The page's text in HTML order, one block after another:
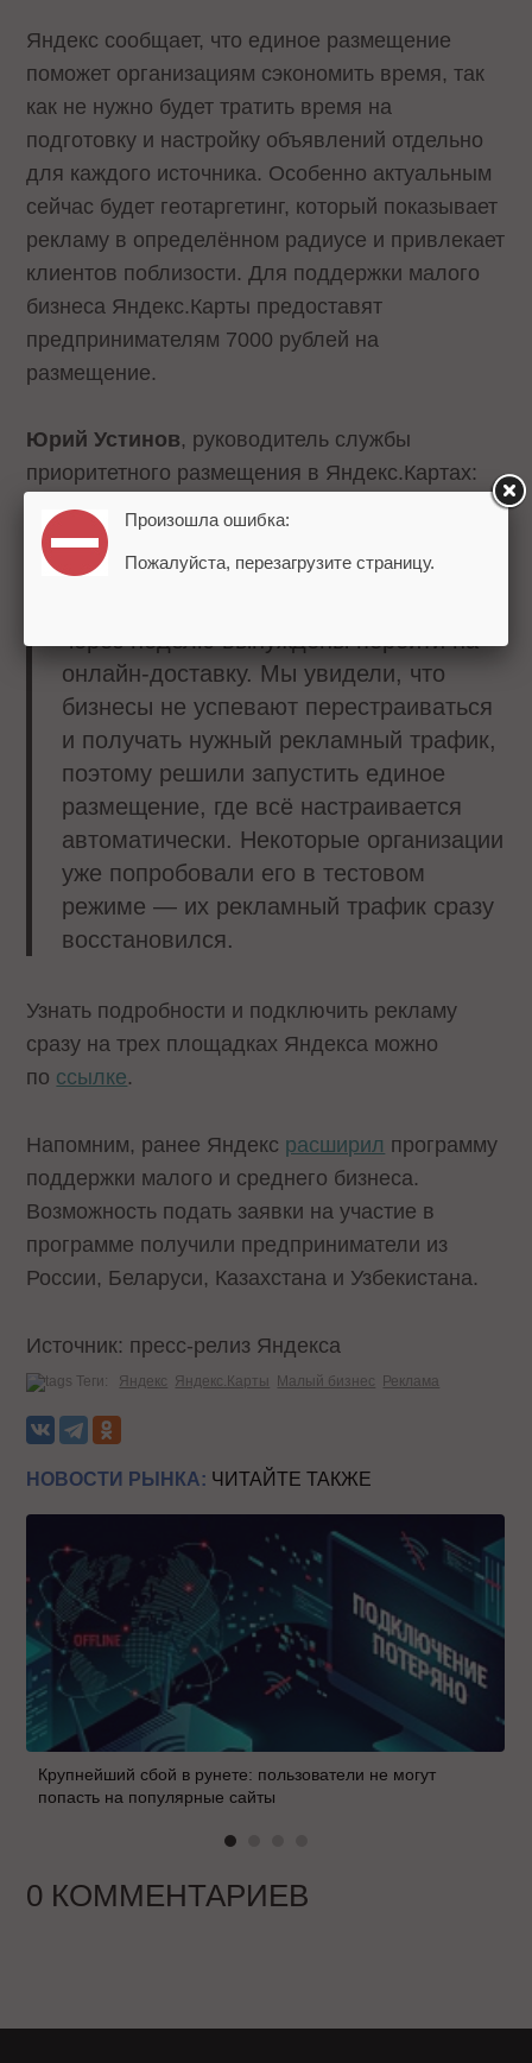
Яндекс сообщает, что единое размещение
поможет организациям сэкономить время, так
как не нужно будет тратить время на
подготовку и настройку объявлений отдельно
для каждого источника. Особенно актуальным
сейчас будет геотаргетинг, который показывает
рекламу в определённом радиусе и привлекает
клиентов поблизости. Для поддержки малого
бизнеса Яндекс.Карты предоставят
предпринимателям 7000 рублей на
размещение.
Юрий Устинов, руководитель службы
приоритетного размещения в Яндекс.Картах:
Сейчас события развиваются активным
образом. Некоторые магазины
через неделю вынуждены перейти на
онлайн-доставку. Мы увидели, что
бизнесы не успевают перестраиваться
и получать нужный рекламный трафик,
поэтому решили запустить единое
размещение, где всё настраивается
автоматически. Некоторые организации
уже попробовали его в тестовом
режиме — их рекламный трафик сразу
восстановился.
Узнать подробности и подключить рекламу
сразу на трех площадках Яндекса можно
по ссылке.
Напомним, ранее Яндекс расширил программу
поддержки малого и среднего бизнеса.
Возможность подать заявки на участие в
программе получили предприниматели из
России, Беларуси, Казахстана и Узбекистана.
Источник: пресс-релиз Яндекса
Теги: Яндекс Яндекс.Карты Малый бизнес Реклама
НОВОСТИ РЫНКА: ЧИТАЙТЕ ТАКЖЕ
Крупнейший сбой в рунете: пользователи не могут
попасть на популярные сайты
0 КОММЕНТАРИЕВ
Произошла ошибка:
Пожалуйста, перезагрузите страницу.